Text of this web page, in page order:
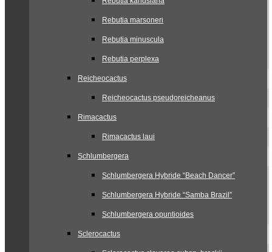
Rebutia marsoneri
Rebutia minuscula
Rebutia perplexa
Reicheocactus
Reicheocactus pseudoreicheanus
Rimacactus
Rimacactus laui
Schlumbergera
Schlumbergera Hybride “Beach Dancer”
Schlumbergera Hybride “Samba Brazil”
Schlumbergera opuntioides
Sclerocactus